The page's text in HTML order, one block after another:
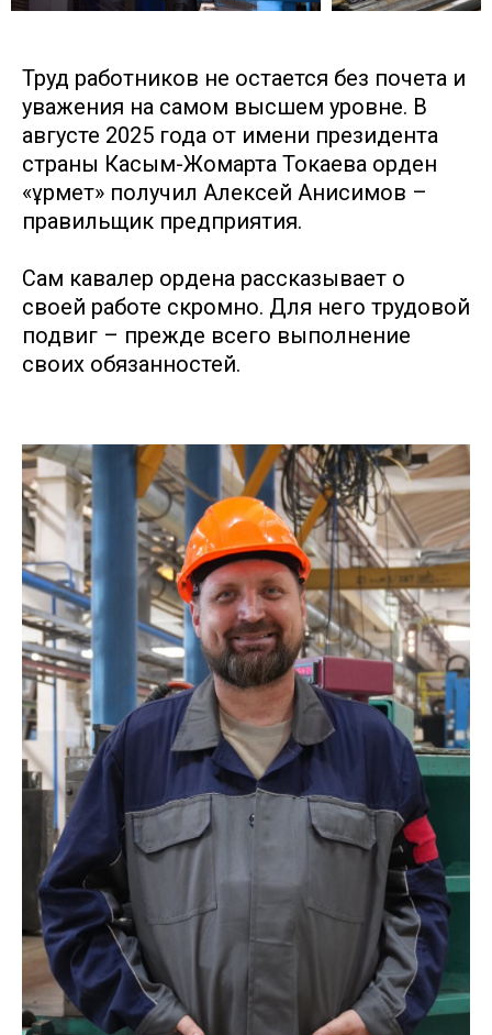
Труд работников не остается без почета и
уважения на самом высшем уровне. В
августе 2025 года от имени президента
страны Касым-Жомарта Токаева орден
«Құрмет» получил Алексей Анисимов –
правильщик предприятия.
Сам кавалер ордена рассказывает о
своей работе скромно. Для него трудовой
подвиг – прежде всего выполнение
своих обязанностей.